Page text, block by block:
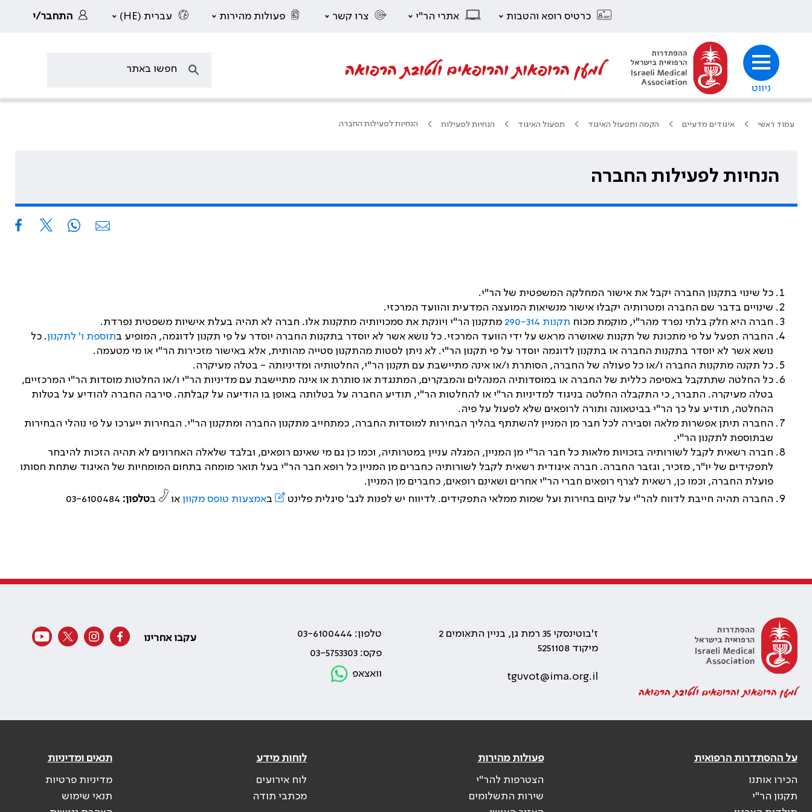
כרטיס רופא והטבות אתרי הר"י צרו קשר פעולות מהירות עברית (HE) התחבר/י
ניווט
למען הרופאות והרופאים ולטובת הרפואה
עמוד ראשי איגודים מדעיים הקמה ותפעול האיגוד תפעול האיגוד הנחיות לפעילות הנחיות לפעילות החברה
הנחיות לפעילות החברה
כל שינוי בתקנון החברה יקבל את אישור המחלקה המשפטית של הר"י.
שינויים בדבר שם החברה ומטרותיה יקבלו אישור מנשיאות המועצה המדעית והוועד המרכזי.
חברה היא חלק בלתי נפרד מהר"י, מוקמת מכוח תקנות 290-314
מתקנון הר"י ויונקת את סמכויותיה מתקנות אלו. חברה לא תהיה בעלת אישיות משפטית נפרדת.
החברה תפעל על פי מתכונת של תקנות שאושרה מראש על ידי הוועד המרכזי. כל נושא אשר לא יוסדר בתקנות החברה יוסדר על פי תקנון לדוגמה, המופיע בתוספת ו' לתקנון. כל
נושא אשר לא יוסדר בתקנות החברה או בתקנון לדוגמה יוסדר על פי תקנון הר"י. לא ניתן לסטות מהתקנון סטייה מהותית, אלא באישור מזכירות הר"י או מי מטעמה.
כל תקנה מתקנות החברה ו/או כל פעולה של החברה, הסותרת ו/או אינה מתיישבת עם תקנון הר"י, החלטותיה ומדיניותה - בטלה מעיקרה.
כל החלטה שתתקבל באסיפה כללית של החברה או במוסדותיה המנהלים והמבקרים, המתנגדת או סותרת או אינה מתיישבת עם מדיניות הר"י ו/או החלטות מוסדות הר"י המרכזיים,
בטלה מעיקרה. התברר, כי התקבלה החלטה בניגוד למדיניות הר"י או להחלטות הר"י, תודיע החברה על בטלותה באופן בו הודיעה על קבלתה. סירבה החברה להודיע על בטלות
ההחלטה, תודיע על כך הר"י בביטאונה ותורה לרופאים שלא לפעול על פיה.
החברה תיתן אפשרות מלאה וסבירה לכל חבר מן המניין להשתתף בהליך הבחירות למוסדות החברה, כמתחייב מתקנון החברה ומתקנון הר"י. הבחירות ייערכו על פי נוהלי הבחירות
שבתוספת לתקנון הר"י.
חברה רשאית לקבל לשורותיה בזכויות מלאות כל חבר הר"י מן המניין, המגלה עניין במטרותיה, וכמו כן גם מי שאינם רופאים, ובלבד שלאלה האחרונים לא תהיה הזכות להיבחר
לתפקידים של יו"ר, מזכיר, וגזבר החברה. חברה איגודית רשאית לקבל לשורותיה כחברים מן המניין כל רופא חבר הר"י בעל תואר מומחה בתחום המומחיות של האיגוד שתחת חסותו
פועלת החברה, וכמו כן, רשאית לצרף רופאים חברי הר"י אחרים ושאינם רופאים, כחברים מן המניין.
החברה תהיה חייבת לדווח להר"י על קיום בחירות ועל שמות ממלאי התפקידים. לדיווח יש לפנות לגב' סיגלית פלינט
באמצעות טופס מקוון או בטלפון:
למען הרופאות והרופאים ולטובת הרפואה
ז'בוטינסקי 35 רמת גן, בניין התאומים 2
מיקוד 5251108
tguvot@ima.org.il
טלפון: 03-6100444
פקס: 03-5753303
וואצאפ
עקבו אחרינו
על ההסתדרות הרפואית
הכירו אותנו
תקנון הר"י
פעולות מהירות
הצטרפות להר"י
שירות התשלומים
לוחות מידע
לוח אירועים
מכתבי תודה
תנאים ומדיניות
מדיניות פרטיות
תנאי שימוש